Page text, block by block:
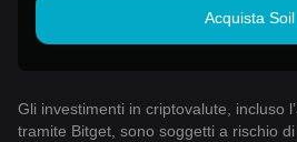
Acquista Soil
Gli investimenti in criptovalute, incluso
tramite Bitget, sono soggetti a rischio